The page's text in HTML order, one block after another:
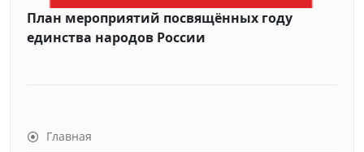
План мероприятий посвящённых году
единства народов России
Главная